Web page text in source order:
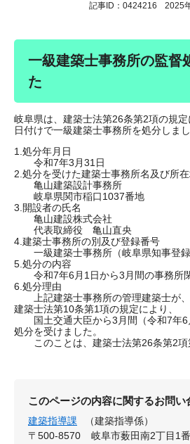
記事ID：0424216 2025
一級建築士事務所の監督
た
岐阜県は、建築士法第26条第2項の規
日付けで一級建築士事務所を処分しまし
1.処分年月日
令和7年3月31日
2.処分を受けた建築士事務所名及び所
亀山建築設計事務所
岐阜県関市稲口1037番地
3.開設者の氏名
亀山建設株式会社
代表取締役 亀山直央
4.建築士事務所の別及び登録番号
一級建築士事務所（岐阜県知事登録
5.処分の内容
令和7年6月1日から3月間の事務所
6.処分理由
上記建築士事務所の管理建築士が、
建築士法第10条第1項の規定により、
国土交通大臣から3月間（令和7年6
処分を受けました。
このことは、建築士法第26条第2項
このページの内容に関するお問い
建築指導課
（建築指導係）
〒500-8570
岐阜市薮田南2丁目1